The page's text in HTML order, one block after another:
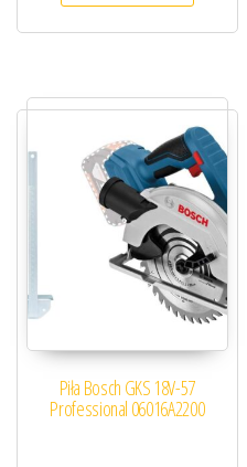
Piła Bosch GKS 18V-57
Professional 06016A2200